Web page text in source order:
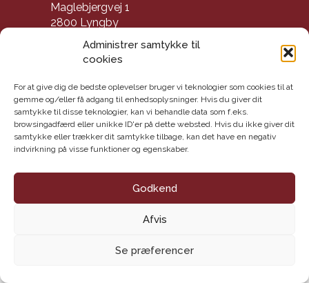
Administrer samtykke til
cookies
For at give dig de bedste oplevelser bruger vi teknologier som cookies til at
gemme og/eller få adgang til enhedsoplysninger. Hvis du giver dit
samtykke til disse teknologier, kan vi behandle data som f.eks.
browsingadfærd eller unikke ID'er på dette websted. Hvis du ikke giver dit
samtykke eller trækker dit samtykke tilbage, kan det have en negativ
indvirkning på visse funktioner og egenskaber.
Godkend
Afvis
Se præferencer
Maglebjergvej 1
2800 Lyngby
E-mail: info@danskgeotekniskforening.dk
Tlf.: 3174 0609
CVR-nr.: 62 16 09 18
Handelsbetingelser